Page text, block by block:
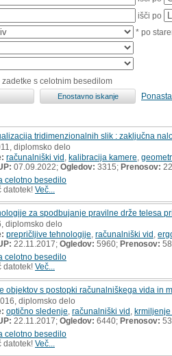
išči po
* po
zadetke s celotnim besedilom
tridimenzionalnih slik : zaključna
diplomsko delo
računalniški vid kalibracija kamere
07.09.2022; Ogledov: 3315; Prenosov: 22
celotno besedilo
datotek! Več...
za spodbujanje pravilne drže telesa
diplomsko delo
prepričljive tehnologije računalniški vid
22.11.2017; Ogledov: 5960; Prenosov: 58
celotno besedilo
datotek! Več...
objektov s postopki računalniškega vida in
diplomsko delo
optično sledenje računalniški vid krmiljenje
22.11.2017; Ogledov: 6440; Prenosov: 53
celotno besedilo
datotek! Več...